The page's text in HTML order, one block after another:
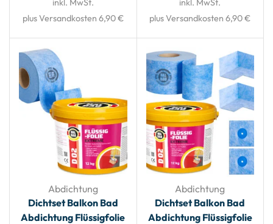
inkl. MwSt.
plus Versandkosten 6,90 €
inkl. MwSt.
plus Versandkosten 6,90 €
Abdichtung
Dichtset Balkon Bad
Abdichtung Flüssigfolie
Abdichtung
Dichtset Balkon Bad
Abdichtung Flüssigfolie